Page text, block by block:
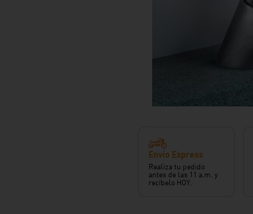
Envío Express
Realiza tu pedido
antes de las 11 a.m. y
recíbelo HOY.